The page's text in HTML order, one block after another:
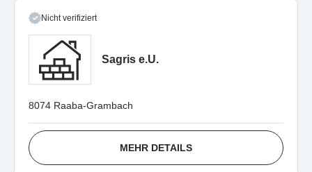
Nicht verifiziert
Sagris e.U.
8074 Raaba-Grambach
MEHR DETAILS